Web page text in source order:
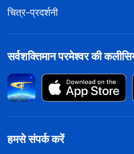
चित्र-प्रदर्शनी
सर्वशक्तिमान परमेश्वर की
हमसे संपर्क करें